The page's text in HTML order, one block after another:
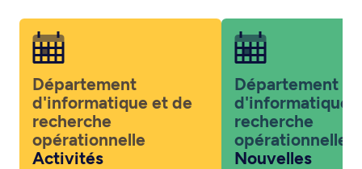
Département
d'informatique et de
recherche
opérationnelle
Activités
Département
d'informatique
recherche
opérationnelle
Nouvelles